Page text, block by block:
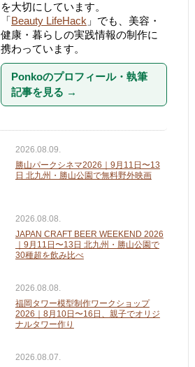
を大切にしています。
「 Beauty LifeHack」でも、美容・
健康・暮らしの実践情報の制作に
携わっています。
Ponkoのプロフィール・執筆
記事を見る →
2026.08.09.
勝山パークシネマ2026｜9月11日〜13
日 北九州・勝山公園で無料野外映画
2026.08.08.
JAPAN CRAFT BEER WEEKEND 2026
｜9月11日〜13日 北九州・勝山公園で
30種超を飲み比べ
2026.08.08.
福岡タワー模型制作ワークショップ
2026｜8月10日〜16日、親子でオリジ
ナルタワー作り
2026.08.07.